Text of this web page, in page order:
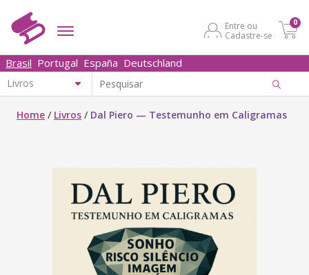
Entre ou
Cadastre-se
0
Brasil Portugal España Deutschland
Home / Livros / Dal Piero — Testemunho em Caligramas‎